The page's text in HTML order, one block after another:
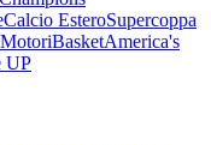
Calcio EsteroSupercoppa
BasketAmerica's
UP